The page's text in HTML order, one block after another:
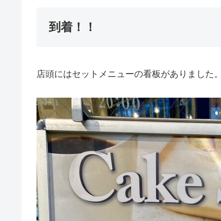
到着！！
店頭にはセットメニューの看板がありました